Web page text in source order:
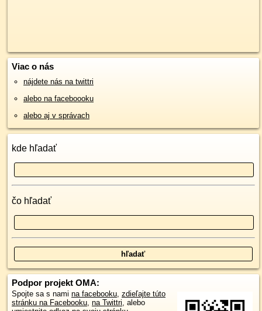
Viac o nás
nájdete nás na twittri
alebo na faceboooku
alebo aj v správach
kde hľadať
čo hľadať
Podpor projekt OMA:
Spojte sa s nami na facebooku, zdieľajte túto
stránku na Facebooku, na Twittri, alebo